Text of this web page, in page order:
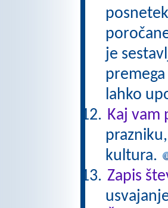
je
lahko
Kaj vam
kultura.
Zapis